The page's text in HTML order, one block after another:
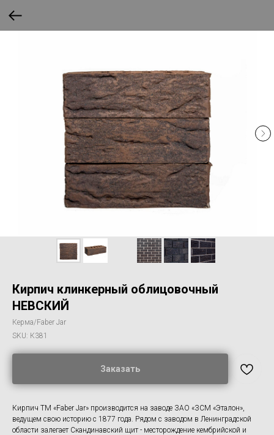
Кирпич клинкерный облицовочный
НЕВСКИЙ
Керма/Faber Jar
SKU: К381
Заказать
Кирпич ТМ «Faber Jar» производится на заводе ЗАО «ЗСМ «Эталон»,
ведущем свою историю с 1877 года. Рядом с заводом в Ленинградской
области залегает Скандинавский щит - месторождение кембрийской и